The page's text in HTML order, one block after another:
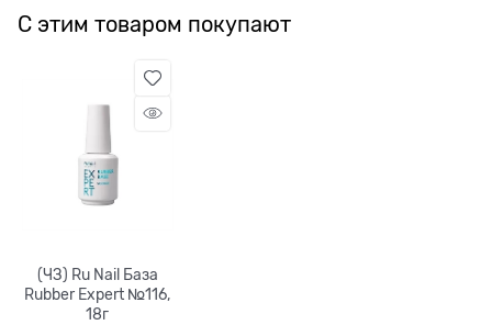
С этим товаром покупают
(ЧЗ) Ru Nail База
Rubber Expert №116,
18г